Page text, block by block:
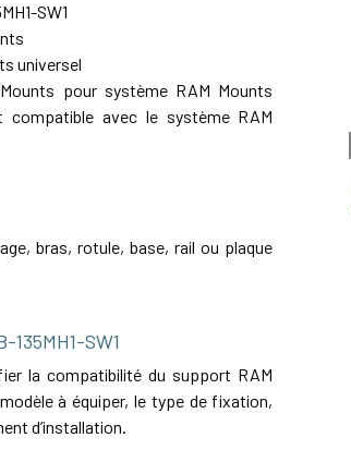
SW1
universel
pour système RAM Mounts
compatible avec le système RAM
bras, rotule, base, rail ou plaque
SW1
la compatibilité du support RAM
à équiper, le type de fixation,
d’installation.